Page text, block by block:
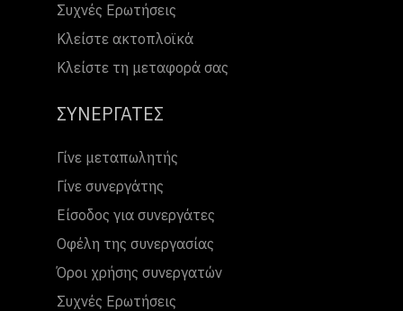
Συχνές Ερωτήσεις
Κλείστε ακτοπλοϊκά
Κλείστε τη μεταφορά σας
ΣΥΝΕΡΓΑΤΕΣ
Γίνε μεταπωλητής
Γίνε συνεργάτης
Είσοδος για συνεργάτες
Οφέλη της συνεργασίας
Όροι χρήσης συνεργατών
Συχνές Ερωτήσεις